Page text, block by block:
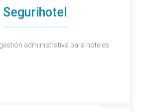
Segurihotel
administrativa para hoteles.